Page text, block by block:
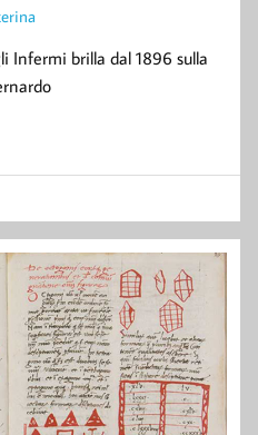
Infermi brilla dal 1896 sulla